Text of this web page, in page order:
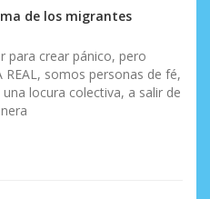
de los migrantes
para crear pánico, pero
somos personas de fé,
locura colectiva, a salir de